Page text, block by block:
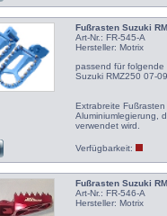
Fußrasten Suzuki
Art-Nr.: FR-545-A
Hersteller: Motrix
passend für folgende
Suzuki RMZ250 07-
Extrabreite
Aluminiumlegierung,
verwendet wird.
Verfügbarkeit:
Fußrasten Suzuki
Art-Nr.: FR-546-A
Hersteller: Motrix